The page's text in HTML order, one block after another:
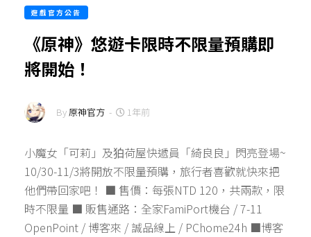
遊戲官方公告
《原神》悠遊卡限時不限量預購即
將開始！
By原神官方 - 1年前
小魔女「可莉」及狛荷屋快遞員「綺良良」閃亮登場~
10/30-11/3將開放不限量預購，旅行者喜歡就快來把
他們帶回家吧！ ■ 售價：每張NTD 120，共兩款，限
時不限量 ■ 販售通路：全家FamiPort機台 / 7-11
OpenPoint / 博客來 / 誠品線上 / PChome24h ■博客